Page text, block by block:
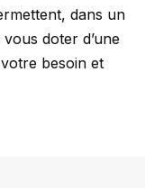
dans un
doter d’une
besoin et